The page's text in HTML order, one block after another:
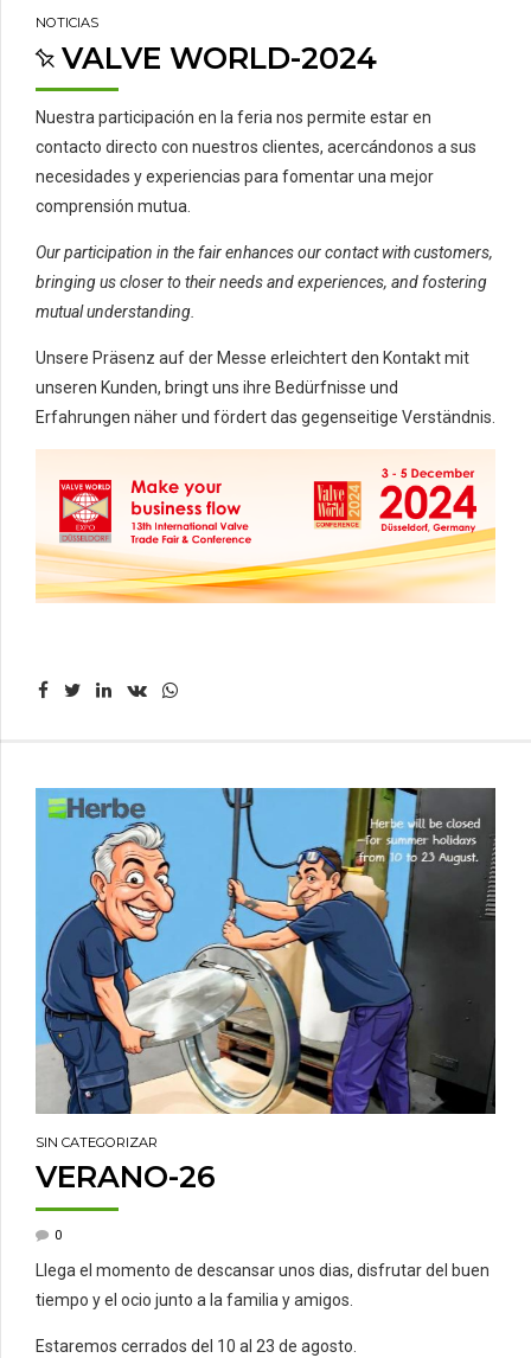
NOTICIAS
VALVE WORLD-2024
Nuestra participación en la feria nos permite estar en
contacto directo con nuestros clientes, acercándonos a sus
necesidades y experiencias para fomentar una mejor
comprensión mutua.
Our participation in the fair enhances our contact with customers,
bringing us closer to their needs and experiences, and fostering
mutual understanding.
Unsere Präsenz auf der Messe erleichtert den Kontakt mit
unseren Kunden, bringt uns ihre Bedürfnisse und
Erfahrungen näher und fördert das gegenseitige Verständnis.
SIN CATEGORIZAR
VERANO-26
0
Llega el momento de descansar unos dias, disfrutar del buen
tiempo y el ocio junto a la familia y amigos.
Estaremos cerrados del 10 al 23 de agosto.